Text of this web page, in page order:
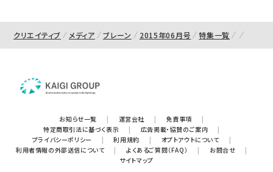
クリエイティブ メディア ブレーン 2015年06月号 特集一覧
お知らせ一覧 | 運営会社 | 免責事項
|
特定商取引法に基づく表示
| 広告掲載・協賛のご案内
|
プライバシーポリシー
| 利用規約 | オプトアウトについて
|
利用者情報の外部送信について
| よくあるご質問（FAQ） | お問合せ
|
サイトマップ